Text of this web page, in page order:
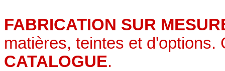
FABRICATION SUR
matières, teintes et d'options.
CATALOGUE.